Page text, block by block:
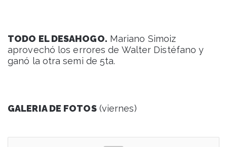
TODO EL DESAHOGO. Mariano Simoiz
aprovechó los errores de Walter Distéfano y
ganó la otra semi de 5ta.
GALERIA DE FOTOS(viernes)